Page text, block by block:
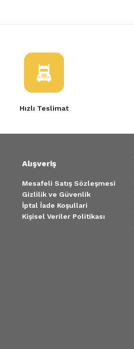
Hızlı Teslimat
Alışveriş
Mesafeli Satış Sözleşmesi
Gizlilik ve Güvenlik
İptal İade Koşullari
Kişisel Veriler Politikası